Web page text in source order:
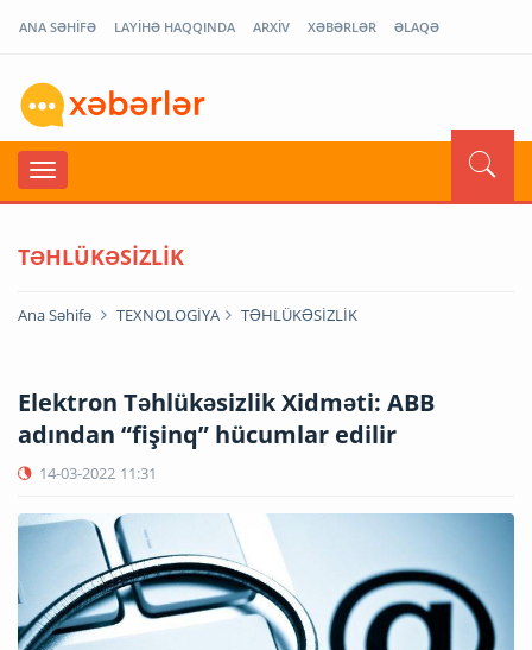
ANA SƏHİFƏ LAYİHƏ HAQQINDA ARXİV XƏBƏRLƏR ƏLAQƏ
TƏHLÜKƏSİZLİK
Ana Səhifə TEXNOLOGİYA TƏHLÜKƏSİZLİK
Elektron Təhlükəsizlik Xidməti: ABB
adından “fişinq” hücumlar edilir
14-03-2022 11:31